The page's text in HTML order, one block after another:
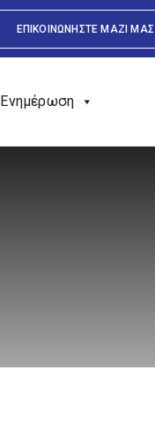
ΕΠΙΚΟΙΝΩΝΗΣΤΕ ΜΑΖΙ ΜΑΣ
Ενημέρωση